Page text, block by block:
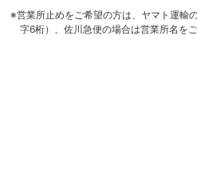
※営業所止めをご希望の方は、ヤマト運輸
字6桁）、佐川急便の場合は営業所名をご